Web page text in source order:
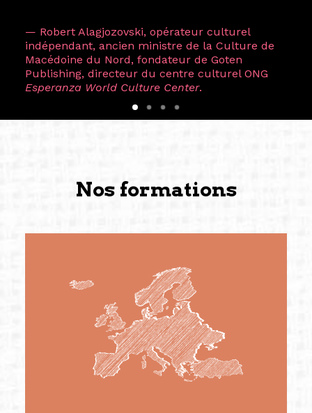
— Robert Alagjozovski, opérateur culturel
indépendant, ancien ministre de la Culture de
Macédoine du Nord, fondateur de Goten
Publishing, directeur du centre culturel ONG
Esperanza World Culture Center.
Nos formations